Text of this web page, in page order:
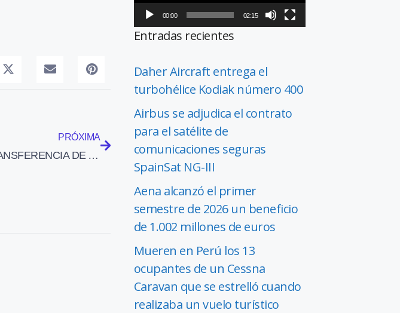
PRÓXIMA
TRANSFERENCIA DE AVIÓN A HELICÓPTERO
00:00 02:15
Entradas recientes
Daher Aircraft entrega el
turbohélice Kodiak número 400
Airbus se adjudica el contrato
para el satélite de
comunicaciones seguras
SpainSat NG-III
Aena alcanzó el primer
semestre de 2026 un beneficio
de 1.002 millones de euros
Mueren en Perú los 13
ocupantes de un Cessna
Caravan que se estrelló cuando
realizaba un vuelo turístico